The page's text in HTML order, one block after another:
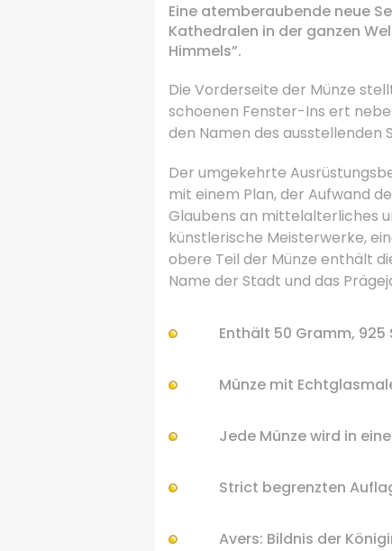
Eine atemberaubende neue
Kathedralen in der ganzen
Himmels”.
Die Vorderseite der Münze
schoenen Fenster-Ins ert
den Namen des ausstellenden
Der umgekehrte
mit einem Plan, der Aufwand
Glaubens an mittelalterliches
künstlerische Meisterwerke,
obere Teil der Münze enthält
Name der Stadt und das
Enthält 50 Gramm, 925
Münze mit
Jede Münzewird in
Strict begrenzten
Avers: Bildnis der